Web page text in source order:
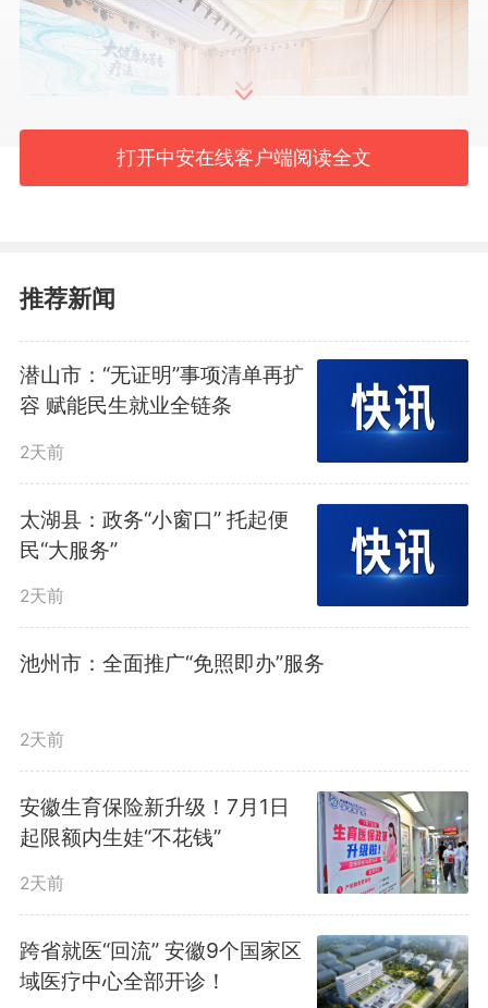
活动现场（主办方供图）
“本次活动旨在搭建一座桥梁
——让‘大健康’从‘治已病’到“治未
病”的理念跃升，与芳香疗法通过
植物精油改善身心状态的自然疗愈
方式相互融合。”《中国企业报》
集团副社长、执行副总裁杨卫泽在
据介绍，芳香疗法借助嗅觉、
触觉与情绪调节，在快节奏、高压
力的现代生活中，能温和地改善人
们的生理与心理状态，这一高品质
的生活方式正被越来越多的人所认
打开中安在线客户端阅读全文
推荐新闻
潜山市：“无证明”事项清单再扩
容 赋能民生就业全链条
2天前
太湖县：政务“小窗口” 托起便
民“大服务”
2天前
池州市：全面推广“免照即办”服务
2天前
安徽生育保险新升级！7月1日
起限额内生娃“不花钱”
2天前
跨省就医“回流” 安徽9个国家区
域医疗中心全部开诊！